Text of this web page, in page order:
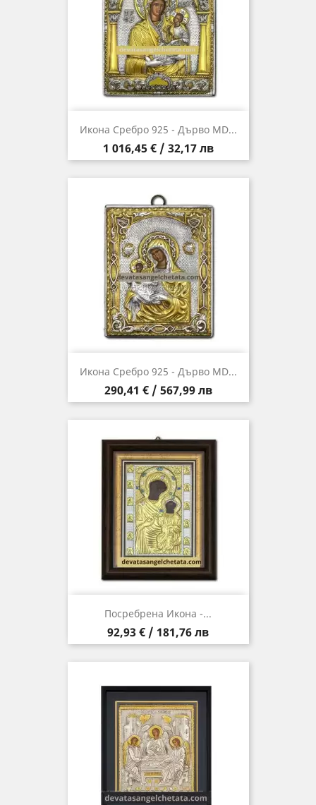
Икона Сребро 925 - Дърво MD...
Цена
1 016,45 € / 32,17 лв
Икона Сребро 925 - Дърво MD...
Цена
290,41 € / 567,99 лв
Посребрена Икона -...
Цена
92,93 € / 181,76 лв